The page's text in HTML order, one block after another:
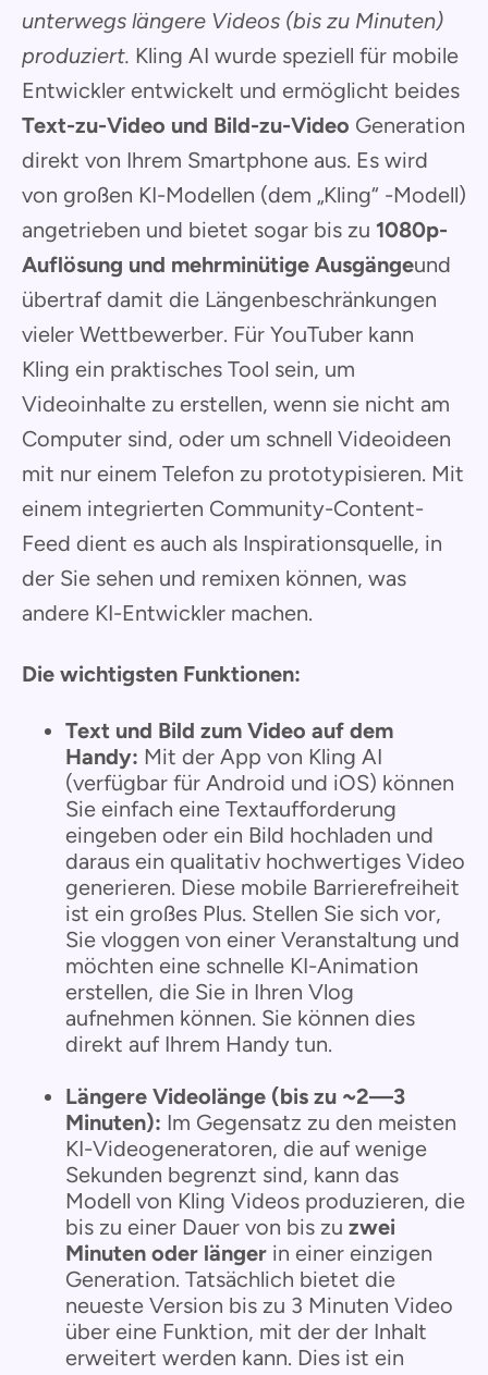
unterwegs längere Videos (bis zu Minuten)
produziert. Kling AI wurde speziell für mobile
Entwickler entwickelt und ermöglicht beides
Text-zu-Video und Bild-zu-Video Generation
direkt von Ihrem Smartphone aus. Es wird
von großen KI-Modellen (dem „Kling“ -Modell)
angetrieben und bietet sogar bis zu 1080p-
Auflösung und mehrminütige Ausgängeund
übertraf damit die Längenbeschränkungen
vieler Wettbewerber. Für YouTuber kann
Kling ein praktisches Tool sein, um
Videoinhalte zu erstellen, wenn sie nicht am
Computer sind, oder um schnell Videoideen
mit nur einem Telefon zu prototypisieren. Mit
einem integrierten Community-Content-
Feed dient es auch als Inspirationsquelle, in
der Sie sehen und remixen können, was
andere KI-Entwickler machen.
Die wichtigsten Funktionen:
Text und Bild zum Video auf dem
Handy: Mit der App von Kling AI
(verfügbar für Android und iOS) können
Sie einfach eine Textaufforderung
eingeben oder ein Bild hochladen und
daraus ein qualitativ hochwertiges Video
generieren. Diese mobile Barrierefreiheit
ist ein großes Plus. Stellen Sie sich vor,
Sie vloggen von einer Veranstaltung und
möchten eine schnelle KI-Animation
erstellen, die Sie in Ihren Vlog
aufnehmen können. Sie können dies
direkt auf Ihrem Handy tun.
Längere Videolänge (bis zu ~2—3
Minuten): Im Gegensatz zu den meisten
KI-Videogeneratoren, die auf wenige
Sekunden begrenzt sind, kann das
Modell von Kling Videos produzieren, die
bis zu einer Dauer von bis zu zwei
Minuten oder länger in einer einzigen
Generation. Tatsächlich bietet die
neueste Version bis zu 3 Minuten Video
über eine Funktion, mit der der Inhalt
erweitert werden kann. Dies ist ein